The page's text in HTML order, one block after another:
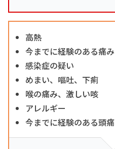
高熱
今までに経験のある痛み
感染症の疑い
めまい、嘔吐、下痢
喉の痛み、激しい咳
アレルギー
今までに経験のある頭痛